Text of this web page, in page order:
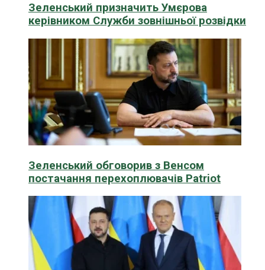
Зеленський призначить Умєрова
керівником Служби зовнішньої розвідки
Зеленський обговорив з Венсом
постачання перехоплювачів Patriot